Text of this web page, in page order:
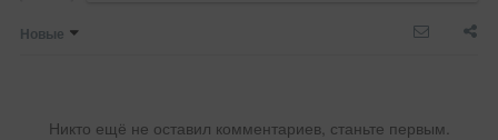
Новые
Никто ещё не оставил комментариев, станьте первым.